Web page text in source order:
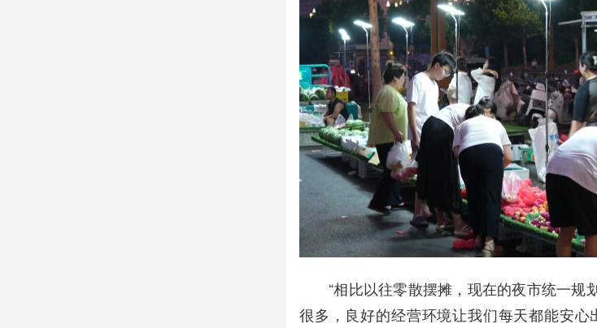
“相比以往零散摆摊，现在的夜市统一规
很多，良好的经营环境让我们每天都能安心